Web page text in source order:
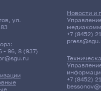
ул.
- 96, 8 (937)
Новости и
+7 (8452)
+7 (8452)